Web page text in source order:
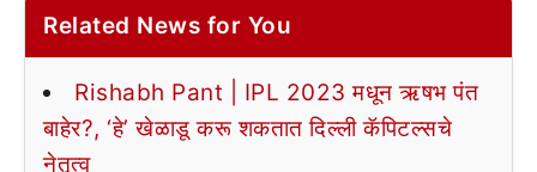
Related News for You
Rishabh Pant | IPL 2023 मधून ऋषभ पंत
बाहेर?, ‘हे’ खेळाडू करू शकतात दिल्ली कॅपिटल्सचे
नेतृत्व